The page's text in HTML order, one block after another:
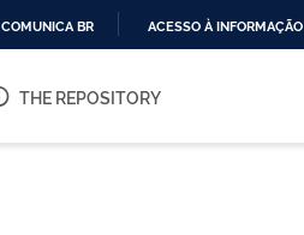
O
COMUNICA BR ACESSO À INFORMAÇÃO
THE REPOSITORY